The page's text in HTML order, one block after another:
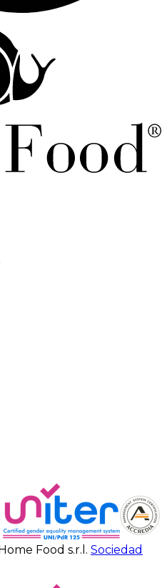
Food s.r.l. Sociedad